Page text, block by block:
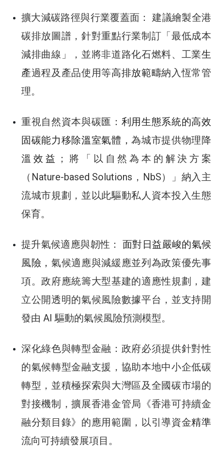
擴大減碳路徑與行業覆蓋面： 建議繪製全港
碳排放圖譜，針對重點行業制訂「最低成本
減排曲線」，並將非道路化石燃料、工業生
產過程及產品使用等高排放範疇納入恆常管
理。
重視自然資本與碳匯： 利用生態系統的高效
固碳能力移除溫室氣體，為城市提供物理降
溫 效益 ；將「以自然為本的解決方案
（Nature-based Solutions，NbS）」納入主
流城市規劃，並以此驅動私人資本投入生態
保育。
提升氣候適應與韌性：面對日益嚴峻的氣候
風險， 氣候適應與減緩應並列為政策優先事
項。政府應統籌大型基建的適應性規劃，建
立公開透明的氣候風險數據平台，並支持開
發由 AI 驅動的氣候風險預測模型。
深化綠色與轉型金融：政府必須提供針對性
的氣候轉型金融支援，協助本地中小企低碳
轉型，並積極探索與大灣區及全國碳市場的
對接機制，擴展香港金管局《香港可持續金
融分類目錄》的應用範圍，以引導資金精準
流向可持續發展項目。